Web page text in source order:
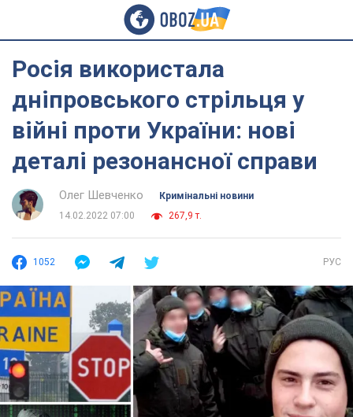
Росія використала
дніпровського стрільця у
війні проти України: нові
деталі резонансної справи
Олег Шевченко
Кримінальні новини
14.02.2022 07:00
267,9 т.
1052 РУС